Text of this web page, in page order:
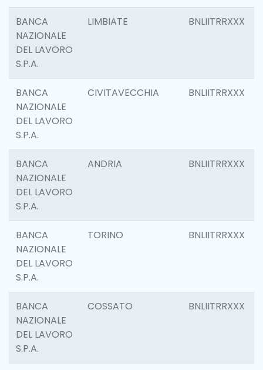
BANCA
NAZIONALE
DEL LAVORO
S.P.A.
LIMBIATE BNLIITRRXXX
BANCA
NAZIONALE
DEL LAVORO
S.P.A.
CIVITAVECCHIA BNLIITRRXXX
BANCA
NAZIONALE
DEL LAVORO
S.P.A.
ANDRIA BNLIITRRXXX
BANCA
NAZIONALE
DEL LAVORO
S.P.A.
TORINO BNLIITRRXXX
BANCA
NAZIONALE
DEL LAVORO
S.P.A.
COSSATO BNLIITRRXXX